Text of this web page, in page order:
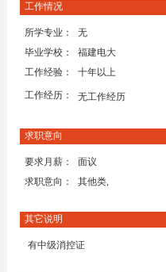
工作情况
所学专业： 无
毕业学校：
福建电大
工作经验：
十年以上
工作经历： 无工作经历
求职意向
要求月薪： 面议
求职意向：
其他类,
其它说明
有中级消控证